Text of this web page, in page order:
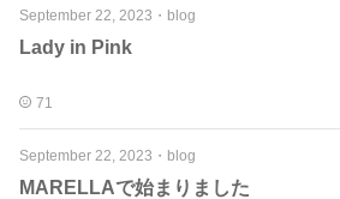
September 22, 2023 ・ blog
Lady in Pink
71
September 22, 2023 ・ blog
MARELLAで始まりました